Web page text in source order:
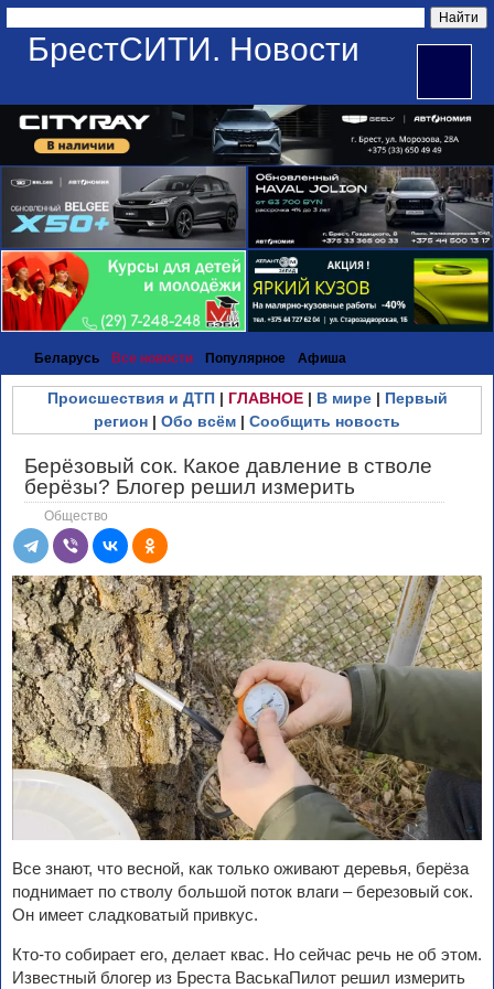
БрестСИТИ. Новости
Беларусь Все новости Популярное Афиша
Происшествия и ДТП| ГЛАВНОЕ| В мире| Первый
регион | Обо всём | Сообщить новость
Берёзовый сок. Какое давление в стволе
берёзы? Блогер решил измерить
Общество
Все знают, что весной, как только оживают деревья, берёза
поднимает по стволу большой поток влаги – березовый сок.
Он имеет сладковатый привкус.
Кто-то собирает его, делает квас. Но сейчас речь не об этом.
Известный блогер из Бреста ВаськаПилот решил измерить